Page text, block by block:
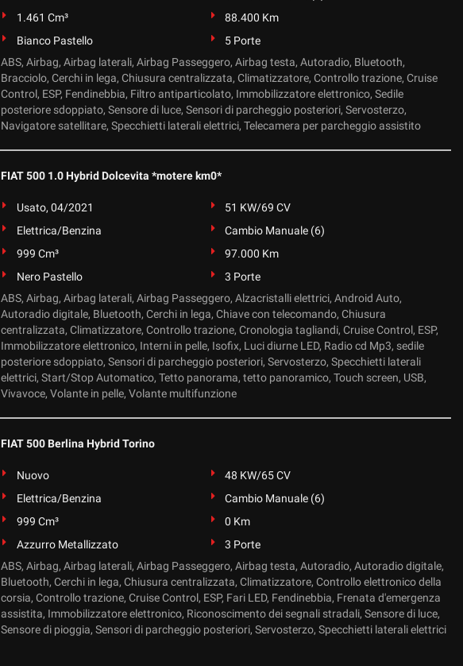
1.461 Cm³
88.400 Km
Bianco Pastello
5 Porte
ABS, Airbag, Airbag laterali, Airbag Passeggero, Airbag testa, Autoradio, Bluetooth,
Bracciolo, Cerchi in lega, Chiusura centralizzata, Climatizzatore, Controllo trazione, Cruise
Control, ESP, Fendinebbia, Filtro antiparticolato, Immobilizzatore elettronico, Sedile
posteriore sdoppiato, Sensore di luce, Sensori di parcheggio posteriori, Servosterzo,
Navigatore satellitare, Specchietti laterali elettrici, Telecamera per parcheggio assistito
FIAT 500 1.0 Hybrid Dolcevita *motere km0*
Usato, 04/2021
51 KW/69 CV
Elettrica/Benzina
Cambio Manuale (6)
999 Cm³
97.000 Km
Nero Pastello
3 Porte
ABS, Airbag, Airbag laterali, Airbag Passeggero, Alzacristalli elettrici, Android Auto,
Autoradio digitale, Bluetooth, Cerchi in lega, Chiave con telecomando, Chiusura
centralizzata, Climatizzatore, Controllo trazione, Cronologia tagliandi, Cruise Control, ESP,
Immobilizzatore elettronico, Interni in pelle, Isofix, Luci diurne LED, Radio cd Mp3, sedile
posteriore sdoppiato, Sensori di parcheggio posteriori, Servosterzo, Specchietti laterali
elettrici, Start/Stop Automatico, Tetto panorama, tetto panoramico, Touch screen, USB,
Vivavoce, Volante in pelle, Volante multifunzione
FIAT 500 Berlina Hybrid Torino
Nuovo
48 KW/65 CV
Elettrica/Benzina
Cambio Manuale (6)
999 Cm³
0 Km
Azzurro Metallizzato
3 Porte
ABS, Airbag, Airbag laterali, Airbag Passeggero, Airbag testa, Autoradio, Autoradio digitale,
Bluetooth, Cerchi in lega, Chiusura centralizzata, Climatizzatore, Controllo elettronico della
corsia, Controllo trazione, Cruise Control, ESP, Fari LED, Fendinebbia, Frenata d'emergenza
assistita, Immobilizzatore elettronico, Riconoscimento dei segnali stradali, Sensore di luce,
Sensore di pioggia, Sensori di parcheggio posteriori, Servosterzo, Specchietti laterali elettrici